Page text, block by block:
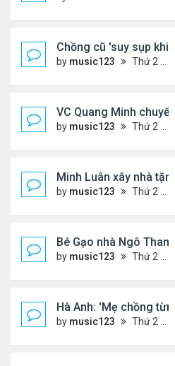
Chồng cũ 'suy sụp khi
by music123 Thứ 2 Tháng 8 03, 2026 6:41 pm
VC Quang Minh chuyển
by music123 Thứ 2 Tháng 8 03, 2026 5:56 pm
Minh Luân xây nhà
by music123 Thứ 2 Tháng 8 03, 2026 5:45 pm
Bé Gạo nhà Ngô
by music123 Thứ 2 Tháng 8 03, 2026 5:19 pm
Hà Anh: 'Mẹ chồng
by music123 Thứ 2 Tháng 8 03, 2026 5:13 pm